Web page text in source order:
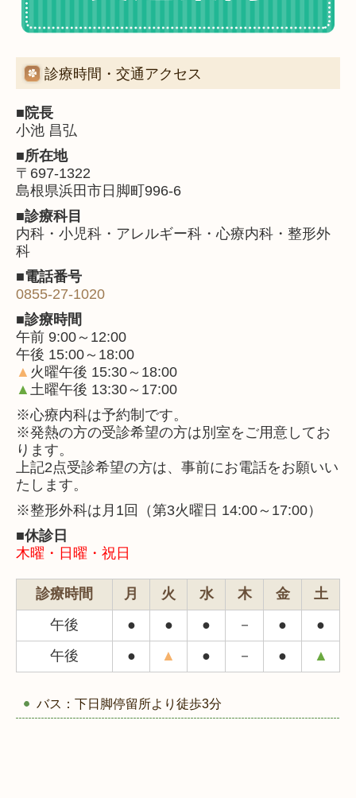
診療時間・交通アクセス
■院長
小池 昌弘
■所在地
〒697-1322
島根県浜田市日脚町996-6
■診療科目
内科・小児科・アレルギー科・心療内科・整形外
科
■電話番号
0855-27-1020
■診療時間
午前 9:00～12:00
午後 15:00～18:00
▲ 火曜午後 15:30～18:00
▲ 土曜午後 13:30～17:00
※心療内科は予約制です。
※発熱の方の受診希望の方は別室をご用意してお
ります。
上記2点受診希望の方は、事前にお電話をお願いい
たします。
※整形外科は月1回（第3火曜日 14:00～17:00）
■休診日
木曜・日曜・祝日
診療時間 月 火 水 木 金
土
午後
● ● ● － ●
●
午後
● ▲ ● － ● ▲
バス：下日脚停留所より徒歩3分